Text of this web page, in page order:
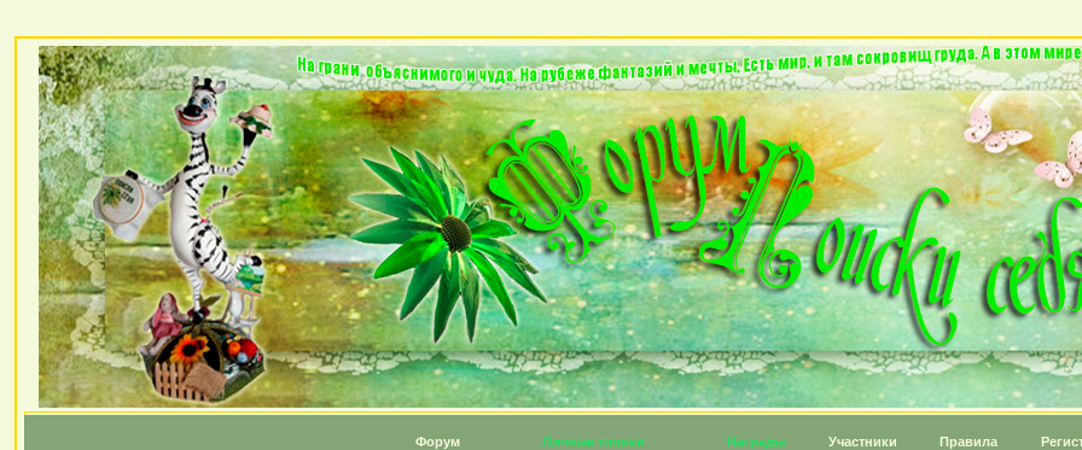
Форум Личные топики Награды Участники Правила